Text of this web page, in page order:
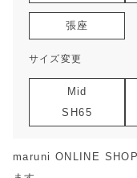
張座
サイズ変更
Mid
SH65
maruni ONLINE